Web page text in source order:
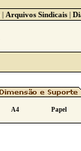
| Arquivos Sindicais|
A4 Papel